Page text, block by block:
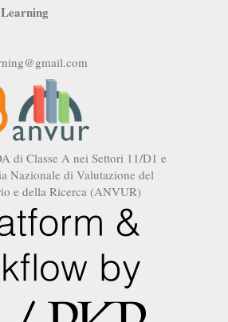
di Classe A nei Settori 11/D1 e
Nazionale di Valutazione del
e della Ricerca (ANVUR)